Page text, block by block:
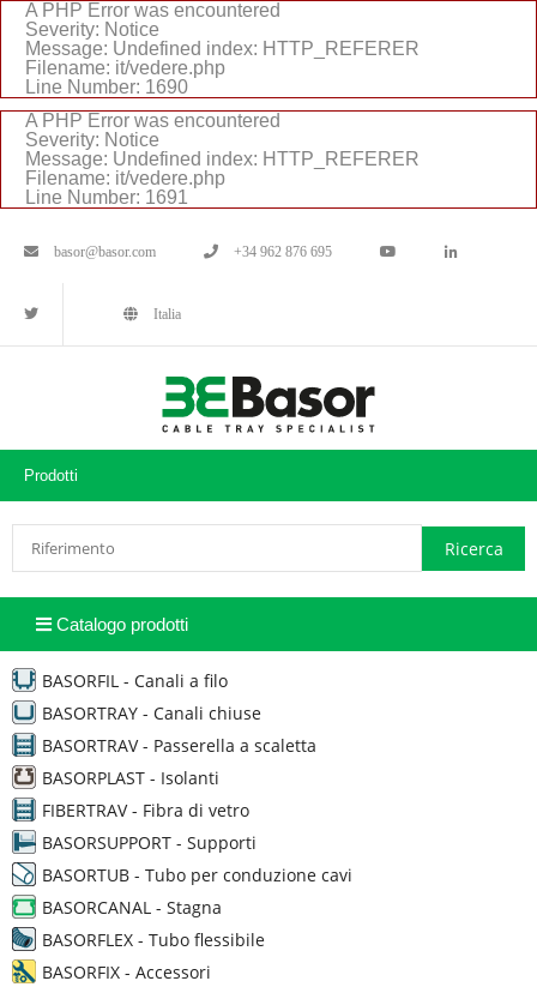
A PHP Error was encountered
Severity: Notice
Message: Undefined index: HTTP_REFERER
Filename: it/vedere.php
Line Number: 1690
A PHP Error was encountered
Severity: Notice
Message: Undefined index: HTTP_REFERER
Filename: it/vedere.php
Line Number: 1691
basor@basor.com +34 962 876 695
Italia
Prodotti
Catalogo prodotti
BASORFIL - Canali a filo
BASORTRAY - Canali chiuse
BASORTRAV - Passerella a scaletta
BASORPLAST - Isolanti
FIBERTRAV - Fibra di vetro
BASORSUPPORT - Supporti
BASORTUB - Tubo per conduzione cavi
BASORCANAL - Stagna
BASORFLEX - Tubo flessibile
BASORFIX - Accessori